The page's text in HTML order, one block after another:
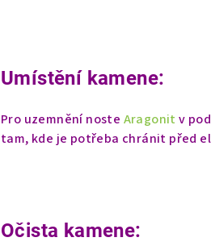
Umístění kamene:
Pro uzemnění noste Aragonit v
tam, kde je potřeba chránit před
Očista kamene: